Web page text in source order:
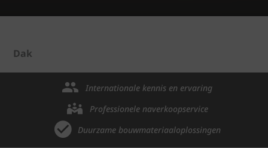
Dak
Internationale kennis en ervaring
Professionele naverkoopservice
Duurzame bouwmateriaaloplossingen